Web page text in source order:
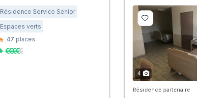
Résidence Service Senior
Espaces verts
47 places
4
Résidence partenaire